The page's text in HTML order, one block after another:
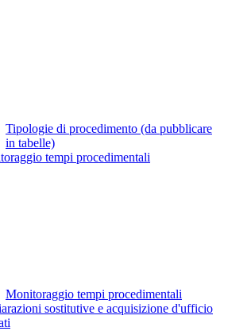
Tipologie di procedimento (da pubblicare
in tabelle)
tempi procedimentali
Monitoraggio tempi procedimentali
sostitutive e acquisizione d'ufficio